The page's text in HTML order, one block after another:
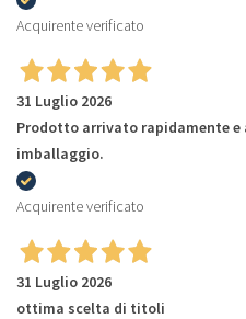
Acquirente verificato
31 Luglio 2026
Prodotto arrivato rapidamente
imballaggio.
Acquirente verificato
31 Luglio 2026
ottima scelta di titoli